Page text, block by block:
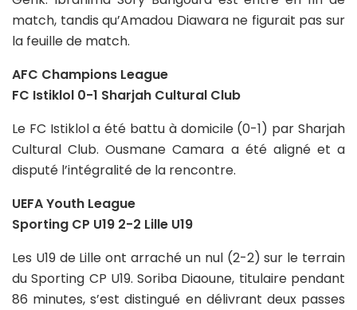
match, tandis qu’Amadou Diawara ne figurait pas sur
la feuille de match.
AFC Champions League
FC Istiklol 0-1 Sharjah Cultural Club
Le FC Istiklol a été battu à domicile (0-1) par Sharjah
Cultural Club. Ousmane Camara a été aligné et a
disputé l’intégralité de la rencontre.
UEFA Youth League
Sporting CP U19 2-2 Lille U19
Les U19 de Lille ont arraché un nul (2-2) sur le terrain
du Sporting CP U19. Soriba Diaoune, titulaire pendant
86 minutes, s’est distingué en délivrant deux passes